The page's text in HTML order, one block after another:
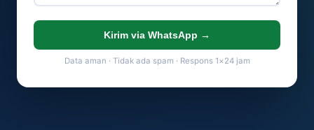
Kirim via WhatsApp →
Data aman · Tidak ada spam · Respons 1×24 jam